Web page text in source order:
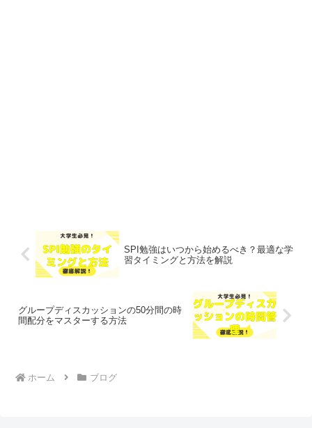
SPI勉強はいつから始めるべき？最適な学
習タイミングと方法を解説
グループディスカッションの50分間の時
間配分をマスターする方法
ホーム ブログ